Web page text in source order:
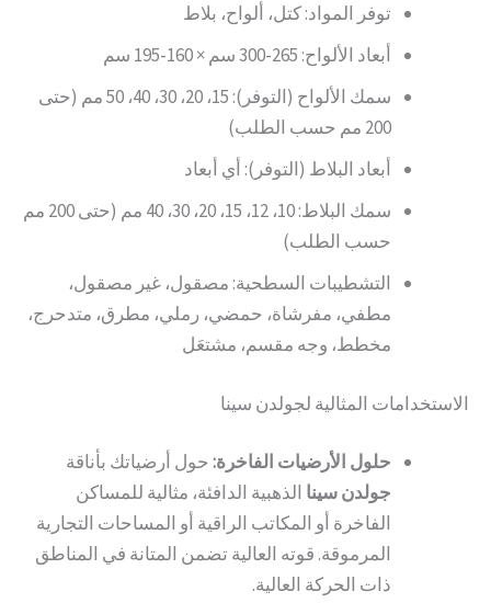
توفر المواد: كتل، ألواح، بلاط
أبعاد الألواح: 265-300 سم × 160-195 سم
سمك الألواح (التوفر): 15، 20، 30، 40، 50 مم (حتى
200 مم حسب الطلب)
أبعاد البلاط (التوفر): أي أبعاد
سمك البلاط: 10، 12، 15، 20، 30، 40 مم (حتى 200 مم
حسب الطلب)
التشطيبات السطحية: مصقول، غير مصقول،
مطفي، مفرشاة، حمضي، رملي، مطرق، متدحرج،
مخطط، وجه مقسم، مشتعَل
الاستخدامات المثالية لجولدن سينا
حلول الأرضيات الفاخرة:حول أرضياتك بأناقة
جولدن سينا الذهبية الدافئة، مثالية للمساكن
الفاخرة أو المكاتب الراقية أو المساحات التجارية
المرموقة. قوته العالية تضمن المتانة في المناطق
ذات الحركة العالية.